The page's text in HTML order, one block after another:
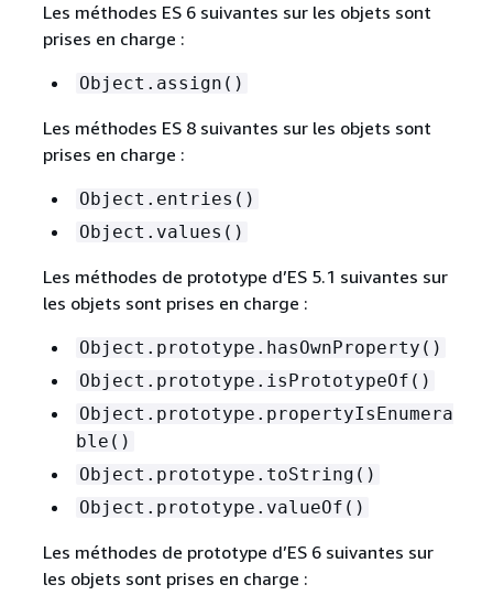
Les méthodes ES 6 suivantes sur les objets sont
prises en charge :
Object.assign()
Les méthodes ES 8 suivantes sur les objets sont
prises en charge :
Object.entries()
Object.values()
Les méthodes de prototype d’ES 5.1 suivantes sur
les objets sont prises en charge :
Object.prototype.hasOwnProperty()
Object.prototype.isPrototypeOf()
Object.prototype.propertyIsEnumera
ble()
Object.prototype.toString()
Object.prototype.valueOf()
Les méthodes de prototype d’ES 6 suivantes sur
les objets sont prises en charge :